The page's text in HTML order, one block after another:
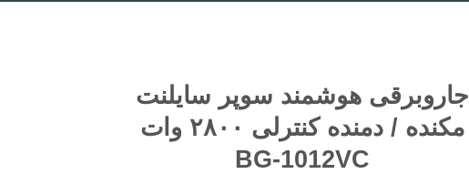
جاروبرقی هوشمند سوپر سایلنت
مکنده / دمنده کنترلی ۲۸۰۰ وات
BG-1012VC